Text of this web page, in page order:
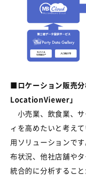
■ロケーション販売
LocationViewer」
小売業、飲食業、
ィを高めたいと考え
用ソリューションで
布状況、他社店舗や
統合的に分析すること